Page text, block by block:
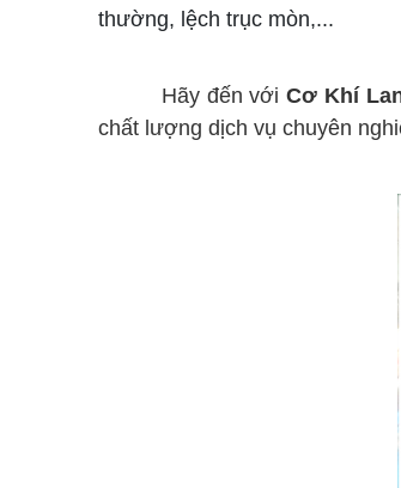
thường, lệch trục mòn,...
Hãy đến vớiCơ Khí
chất lượng dịch vụ chuyên